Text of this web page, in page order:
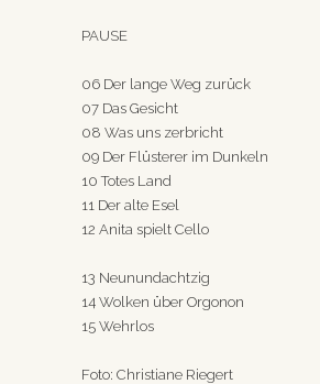
PAUSE
06 Der lange Weg zurück
07 Das Gesicht
08 Was uns zerbricht
09 Der Flüsterer im Dunkeln
10 Totes Land
11 Der alte Esel
12 Anita spielt Cello
13 Neunundachtzig
14 Wolken über Orgonon
15 Wehrlos
Foto: Christiane Riegert